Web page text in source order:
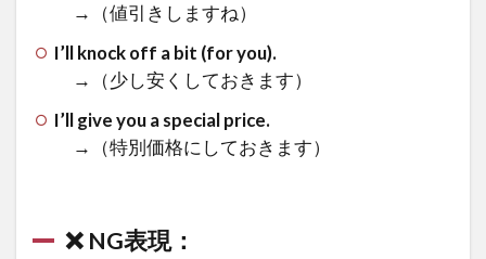
→（値引きしますね）
I’ll knock off a bit (for you).
→（少し安くしておきます）
I’ll give you a special price.
→（特別価格にしておきます）
❌ NG表現：